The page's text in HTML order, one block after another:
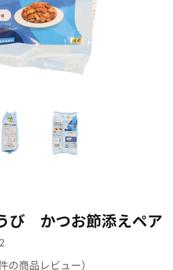
び かつお節添えペア
件の商品レビュー）